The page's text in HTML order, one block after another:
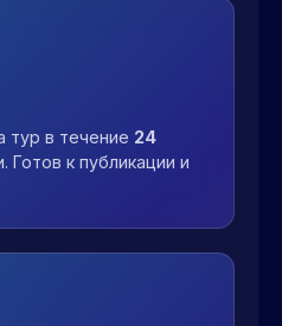
тур в течение 24
Готов к публикации и